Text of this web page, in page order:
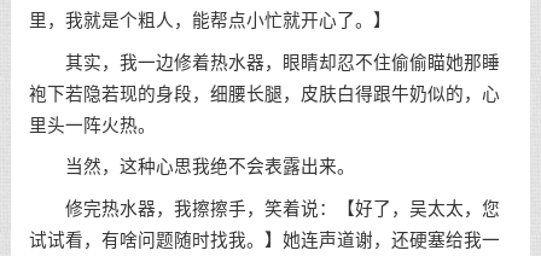
里，我就是个粗人，能帮点小忙就开心了。】
其实，我一边修着热水器，眼睛却忍不住偷偷瞄她那睡
袍下若隐若现的身段，细腰长腿，皮肤白得跟牛奶似的，心
里头一阵火热。
当然，这种心思我绝不会表露出来。
修完热水器，我擦擦手，笑着说：【好了，吴太太，您
试试看，有啥问题随时找我。】她连声道谢，还硬塞给我一